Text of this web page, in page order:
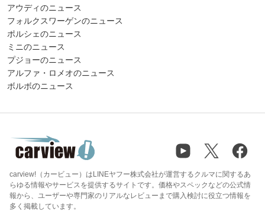
アウディのニュース
フォルクスワーゲンのニュース
ポルシェのニュース
ミニのニュース
プジョーのニュース
アルファ・ロメオのニュース
ボルボのニュース
carview!（カービュー）はLINEヤフー株式会社が運営するクルマに関するあ
らゆる情報やサービスを提供するサイトです。価格やスペックなどの公式情
報から、ユーザーや専門家のリアルなレビューまで購入検討に役立つ情報を
多く掲載しています。